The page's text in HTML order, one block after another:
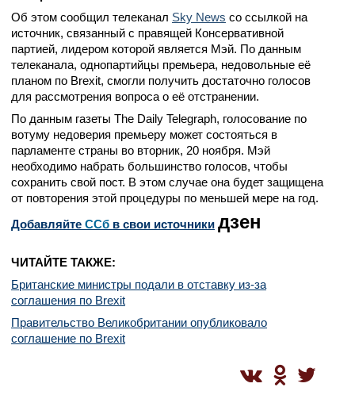
Об этом сообщил телеканал Sky News со ссылкой на
источник, связанный с правящей Консервативной
партией, лидером которой является Мэй. По данным
телеканала, однопартийцы премьера, недовольные её
планом по Brexit, смогли получить достаточно голосов
для рассмотрения вопроса о её отстранении.
По данным газеты The Daily Telegraph, голосование по
вотуму недоверия премьеру может состояться в
парламенте страны во вторник, 20 ноября. Мэй
необходимо набрать большинство голосов, чтобы
сохранить свой пост. В этом случае она будет защищена
от повторения этой процедуры по меньшей мере на год.
Добавляйте CСб в свои источники дзен
ЧИТАЙТЕ ТАКЖЕ:
Британские министры подали в отставку из-за
соглашения по Brexit
Правительство Великобритании опубликовало
соглашение по Brexit